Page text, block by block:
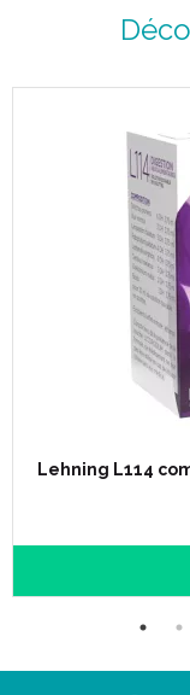
Lehning L114